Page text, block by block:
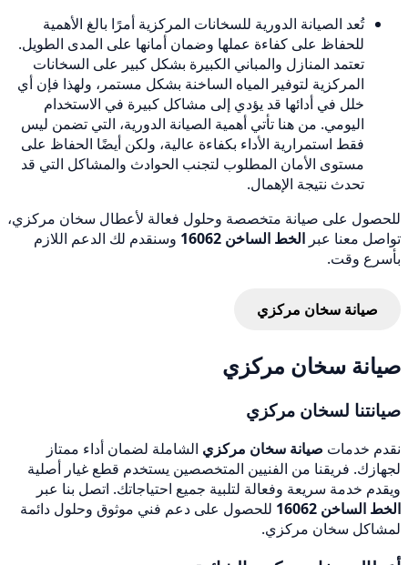
تُعد الصيانة الدورية للسخانات المركزية أمرًا بالغ الأهمية
للحفاظ على كفاءة عملها وضمان أمانها على المدى الطويل.
تعتمد المنازل والمباني الكبيرة بشكل كبير على السخانات
المركزية لتوفير المياه الساخنة بشكل مستمر، ولهذا فإن أي
خلل في أدائها قد يؤدي إلى مشاكل كبيرة في الاستخدام
اليومي. من هنا تأتي أهمية الصيانة الدورية، التي تضمن ليس
فقط استمرارية الأداء بكفاءة عالية، ولكن أيضًا الحفاظ على
مستوى الأمان المطلوب لتجنب الحوادث والمشاكل التي قد
تحدث نتيجة الإهمال.
للحصول على صيانة متخصصة وحلول فعالة لأعطال سخان مركزي،
تواصل معنا عبر الخط الساخن 16062
وسنقدم لك الدعم اللازم
بأسرع وقت.
صيانة سخان مركزي
صيانة سخان مركزي
صيانتنا لسخان مركزي
نقدم خدمات صيانة سخان مركزي الشاملة لضمان أداء ممتاز
لجهازك. فريقنا من الفنيين المتخصصين يستخدم قطع غيار أصلية
ويقدم خدمة سريعة وفعالة لتلبية جميع احتياجاتك. اتصل بنا عبر
الخط الساخن 16062
للحصول على دعم فني موثوق وحلول دائمة
لمشاكل سخان مركزي.